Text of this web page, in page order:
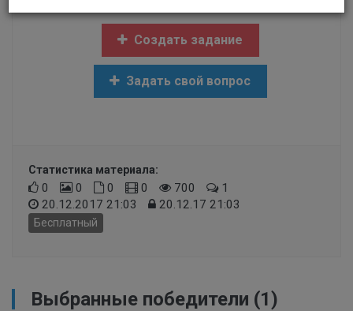
Создать задание
Задать свой вопрос
Статистика материала:
0 0 0 0 700
1
20.12.2017 21:03
20.12.17 21:03
Бесплатный
Выбранные победители (1)